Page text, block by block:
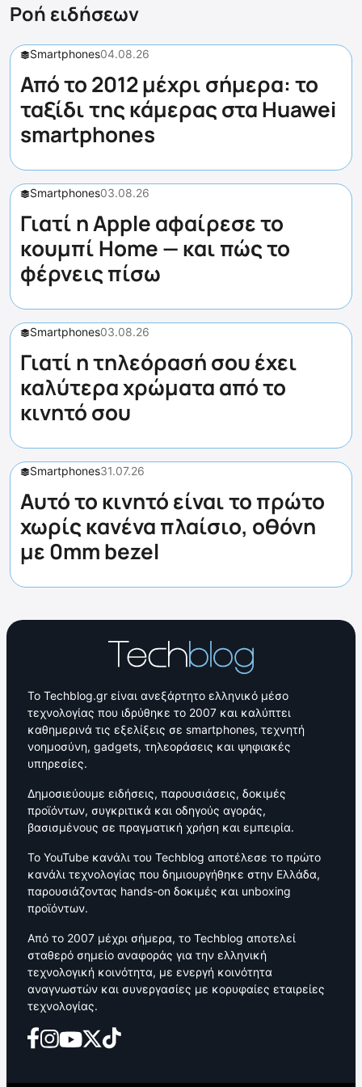
Ροή ειδήσεων
Smartphones04.08.26
Από το 2012 μέχρι σήμερα: το
ταξίδι της κάμερας στα Huawei
smartphones
Smartphones03.08.26
Γιατί η Apple αφαίρεσε το
κουμπί Home — και πώς το
φέρνεις πίσω
Smartphones03.08.26
Γιατί η τηλεόρασή σου έχει
καλύτερα χρώματα από το
κινητό σου
Smartphones31.07.26
Αυτό το κινητό είναι το πρώτο
χωρίς κανένα πλαίσιο, οθόνη
με 0mm bezel
Το Techblog.gr είναι ανεξάρτητο ελληνικό μέσο
τεχνολογίας που ιδρύθηκε το 2007 και καλύπτει
καθημερινά τις εξελίξεις σε smartphones, τεχνητή
νοημοσύνη, gadgets, τηλεοράσεις και ψηφιακές
υπηρεσίες.
Δημοσιεύουμε ειδήσεις, παρουσιάσεις, δοκιμές
προϊόντων, συγκριτικά και οδηγούς αγοράς,
βασισμένους σε πραγματική χρήση και εμπειρία.
Το YouTube κανάλι του Techblog αποτέλεσε το πρώτο
κανάλι τεχνολογίας που δημιουργήθηκε στην Ελλάδα,
παρουσιάζοντας hands-on δοκιμές και unboxing
προϊόντων.
Από το 2007 μέχρι σήμερα, το Techblog αποτελεί
σταθερό σημείο αναφοράς για την ελληνική
τεχνολογική κοινότητα, με ενεργή κοινότητα
αναγνωστών και συνεργασίες με κορυφαίες εταιρείες
τεχνολογίας.